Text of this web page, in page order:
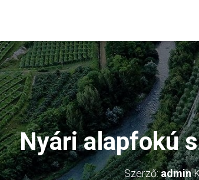
Nyári alapfokú
Szerző:admin